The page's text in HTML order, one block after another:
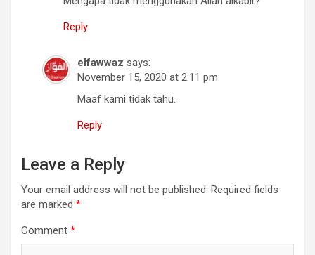
Reply
elfawwaz says:
November 15, 2020 at 2:11 pm
Maaf kami tidak tahu.
Reply
Leave a Reply
Your email address will not be published. Required fields
are marked *
Comment *